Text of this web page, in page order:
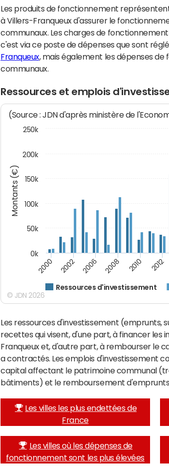
Les produits de fonctionnement
à Villers-Franqueux d'assurer le
communaux. Les charges de
c'est via ce poste de dépenses que sont
Franqueux, mais également les dépenses
communaux.
Ressources et emplois
Montants (€)
(Source : JDN d'après ministère de
Ressources d'investissement
2000 2002 2006 2008 2010 2012
0k
50k
100k
150k
200k
250k
© JDN 2026
Les ressources d'investissement (emprunts,
recettes qui visent, d'une part, à financer les
Franqueux et, d'autre part, à rembourser le
a contractés. Les emplois d'investissement
capital affectant le patrimoine communal
bâtiments) et le remboursement d'emprunts.
Les villes les plus endettées de
France
Les villes où les dépenses de
fonctionnement sont les plus élevées